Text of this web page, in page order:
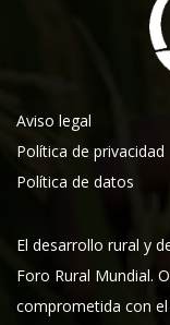
Aviso legal
Política de privacidad
Política de datos
El desarrollo rural y
Foro Rural Mundial.
comprometida con